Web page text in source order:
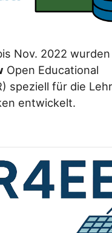
Nov. 2022 wurden
Open Educational
speziell für die
entwickelt.